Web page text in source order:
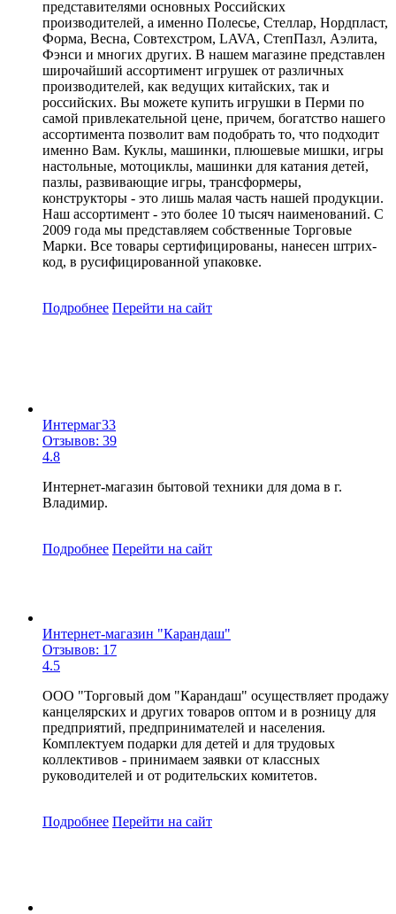
представителями основных Российских
производителей, а именно Полесье, Стеллар, Нордпласт,
Форма, Весна, Совтехстром, LAVA, СтепПазл, Аэлита,
Фэнси и многих других. В нашем магазине представлен
широчайший ассортимент игрушек от различных
производителей, как ведущих китайских, так и
российских. Вы можете купить игрушки в Перми по
самой привлекательной цене, причем, богатство нашего
ассортимента позволит вам подобрать то, что подходит
именно Вам. Куклы, машинки, плюшевые мишки, игры
настольные, мотоциклы, машинки для катания детей,
пазлы, развивающие игры, трансформеры,
конструкторы - это лишь малая часть нашей продукции.
Наш ассортимент - это более 10 тысяч наименований. С
2009 года мы представляем собственные Торговые
Марки. Все товары сертифицированы, нанесен штрих-
код, в русифицированной упаковке.
Подробнее Перейти на сайт
Интермаг33
Отзывов: 39
4.8
Интернет-магазин бытовой техники для дома в г.
Владимир.
Подробнее Перейти на сайт
Интернет-магазин "Карандаш"
Отзывов: 17
4.5
ООО "Торговый дом "Карандаш" осуществляет продажу
канцелярских и других товаров оптом и в розницу для
предприятий, предпринимателей и населения.
Комплектуем подарки для детей и для трудовых
коллективов - принимаем заявки от классных
руководителей и от родительских комитетов.
Подробнее Перейти на сайт